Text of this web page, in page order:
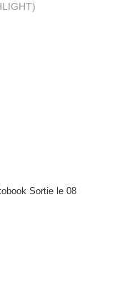
Sortie le 08